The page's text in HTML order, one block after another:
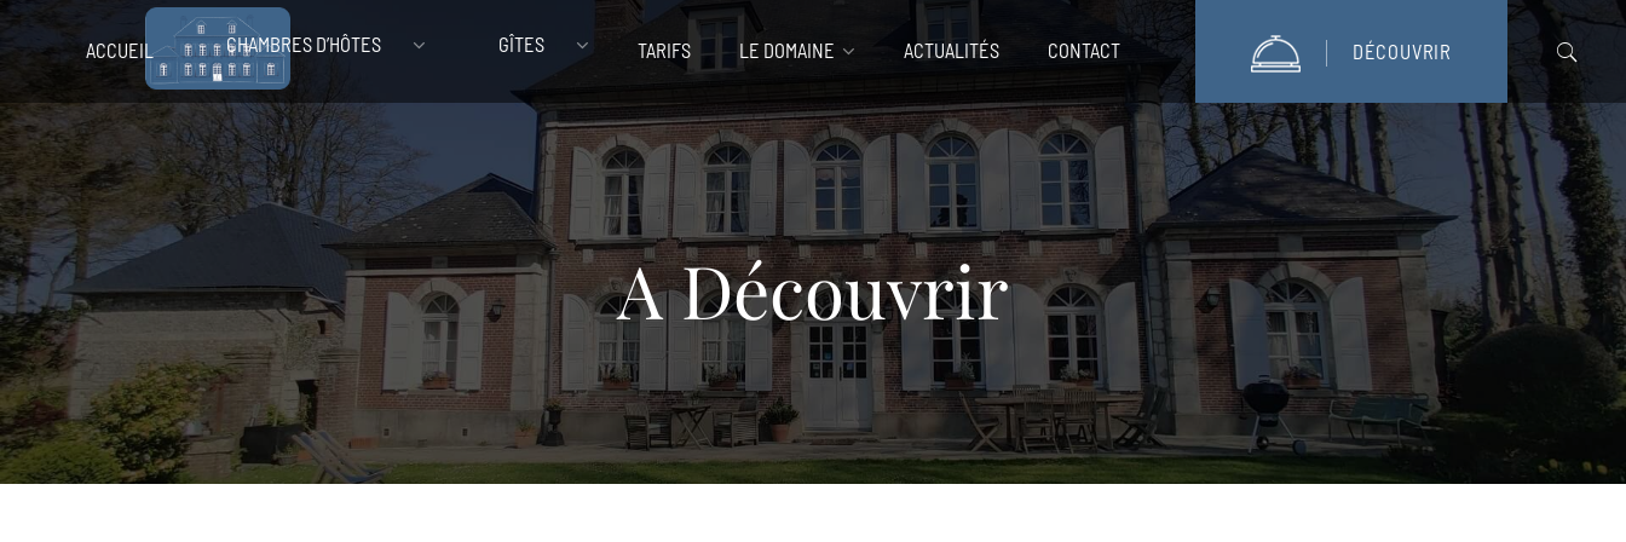
ACCUEIL CHAMBRES D’HÔTES GÎTES TARIFS LE DOMAINE ACTUALITÉS CONTACT DÉCOUVRIR
A Découvrir